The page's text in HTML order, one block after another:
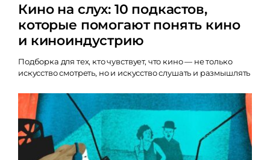
Кино на слух: 10 подкастов,
которые помогают понять кино
и киноиндустрию
Подборка для тех, кто чувствует, что кино — не только
искусство смотреть, но и искусство слушать и размышлять